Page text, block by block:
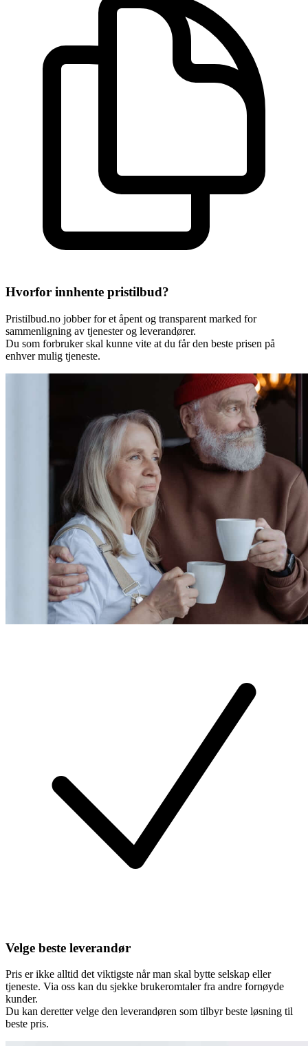
Hvorfor innhente pristilbud?
Pristilbud.no jobber for et åpent og transparent marked for
sammenligning av tjenester og leverandører.
Du som forbruker skal kunne vite at du får den beste prisen på
enhver mulig tjeneste.
Velge beste leverandør
Pris er ikke alltid det viktigste når man skal bytte selskap eller
tjeneste. Via oss kan du sjekke brukeromtaler fra andre fornøyde
kunder.
Du kan deretter velge den leverandøren som tilbyr beste løsning til
beste pris.